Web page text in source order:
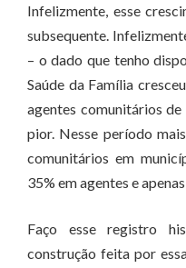
Infelizmente, esse
subsequente.
– o dado que tenho
Saúde da Família
agentes comunitários
pior. Nesse período
comunitários em
35% em agentes e
Faço esse registro
construção feita por